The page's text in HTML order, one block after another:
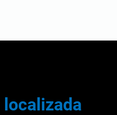
localizada